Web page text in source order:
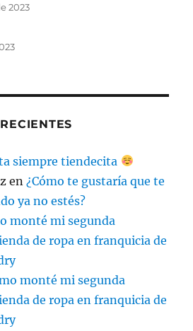
2023
siempre tiendecita
en¿Cómo te gustaría que te
ya no estés?
monté mi segunda
de ropa en franquicia de
monté mi segunda
de ropa en franquicia de